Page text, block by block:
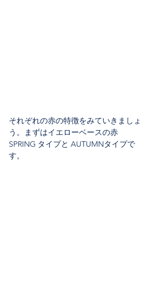
それぞれの赤の特徴をみていきましょ
う。まずはイエローベースの赤
SPRING タイプと AUTUMNタイプで
す。